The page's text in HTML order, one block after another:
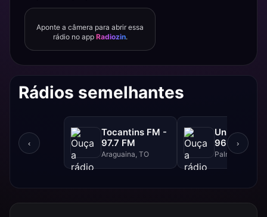
Aponte a câmera para abrir essa
rádio no app Radiozin.
Rádios semelhantes
‹
Tocantins FM -
97.7 FM
Araguaina, TO
Unitins FM -
96.0 FM
Palmas, TO
›